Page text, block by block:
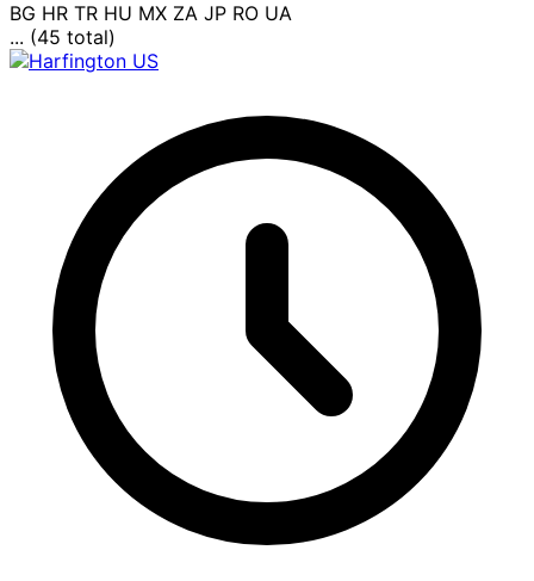
BG HR TR HU MX ZA JP RO UA
... (45 total)